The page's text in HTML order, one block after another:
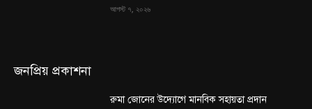
আগস্ট ৭, ২০২৬
জনপ্রিয় প্রকাশনা
রুমা জোনের উদ্যোগে মানবিক সহায়তা প্রদান